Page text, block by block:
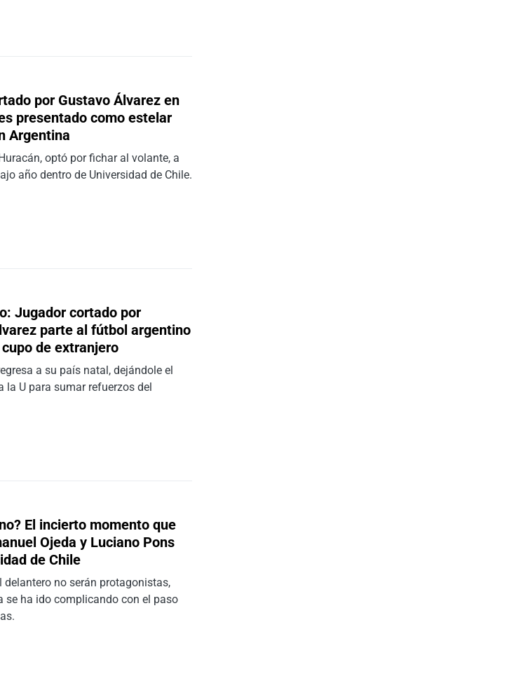
por Gustavo Álvarez en
presentado como estelar
Argentina
optó por fichar al volante, a
año dentro de Universidad de Chile.
Jugador cortado por
parte al fútbol argentino
de extranjero
a su país natal, dejándole el
la U para sumar refuerzos del
El incierto momento que
Ojeda y Luciano Pons
de Chile
delantero no serán protagonistas,
se ha ido complicando con el paso